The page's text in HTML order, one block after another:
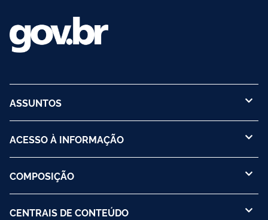
ASSUNTOS
ACESSO À INFORMAÇÃO
COMPOSIÇÃO
CENTRAIS DE CONTEÚDO